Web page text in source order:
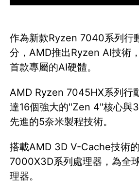
作為新款Ryzen 7040系列行
分，AMD推出Ryzen AI技術
首款專屬的AI硬體。
AMD Ryzen 7045HX系列行
達16個強大的"Zen 4"核心與
先進的5奈米製程技術。
搭載AMD 3D V-Cache技術
7000X3D系列處理器，為全
理器。